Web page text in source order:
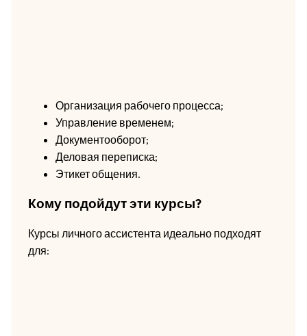
Организация рабочего процесса;
Управление временем;
Документооборот;
Деловая переписка;
Этикет общения.
Кому подойдут эти курсы?
Курсы личного ассистента идеально подходят
для: